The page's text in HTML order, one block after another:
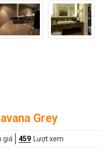
Grey
giá 459 Lượt xem